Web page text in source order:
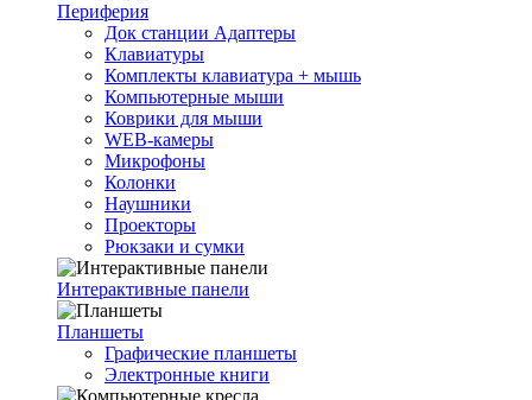
Периферия
Док станции Адаптеры
Клавиатуры
Комплекты клавиатура + мышь
Компьютерные мыши
Коврики для мыши
WEB-камеры
Микрофоны
Колонки
Наушники
Проекторы
Рюкзаки и сумки
Интерактивные панели
Планшеты
Графические планшеты
Электронные книги